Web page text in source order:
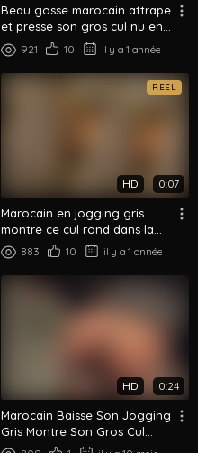
Beau gosse marocain attrape
et presse son gros cul nu en
gros plan
921 10 il y a 1 année
REEL
HD 0:07
Marocain en jogging gris
montre ce cul rond dans la
chambre d'hôtel
883 10 il y a 1 année
HD 0:24
Marocain Baisse Son Jogging
Gris Montre Son Gros Cul
Rond De Dos